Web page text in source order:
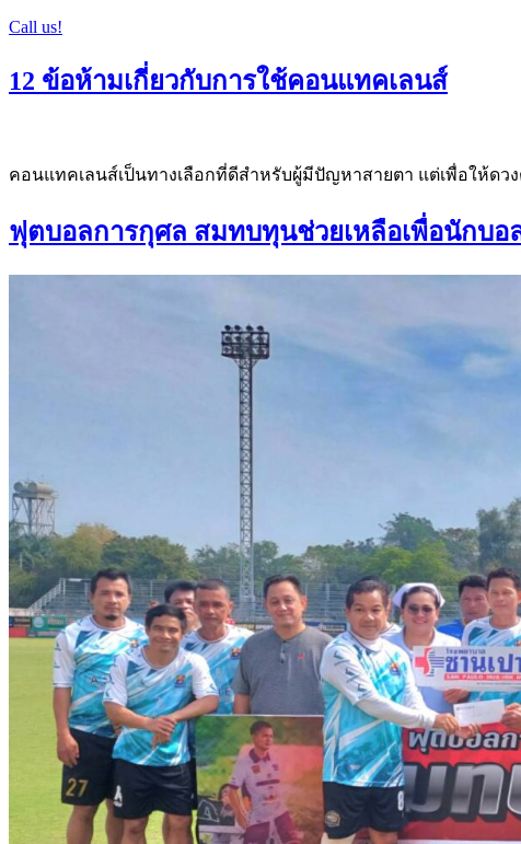
Call us!
12 ข้อห้ามเกี่ยวกับการใช้คอนแทคเลนส์
คอนแทคเลนส์เป็นทางเลือกที่ดีสำหรับผู้มีปัญหาสายตา แต่เพื่อให้ด
ฟุตบอลการกุศล สมทบทุนช่วยเหลือเพื่อนักบอ